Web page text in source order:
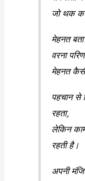
जो थक
मेहनत
वरना
मेहनत
पहचान से
रहता,
लेकिन
रहती है।
अपनी